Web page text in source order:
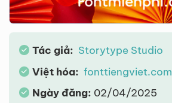
Tác giả: Storytype Studio
Việt hóa: fonttiengviet.com
Ngày đăng: 02/04/2025